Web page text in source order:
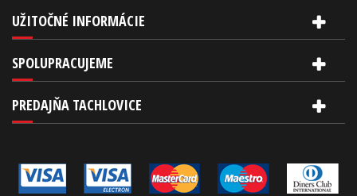
UŽITOČNÉ INFORMÁCIE
SPOLUPRACUJEME
PREDAJŇA TACHLOVICE